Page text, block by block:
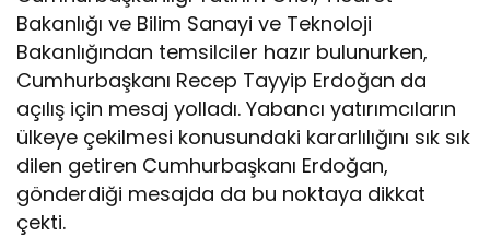
Bakanlığı ve Bilim Sanayi ve Teknoloji
Bakanlığından temsilciler hazır bulunurken,
Cumhurbaşkanı Recep Tayyip Erdoğan da
açılış için mesaj yolladı. Yabancı yatırımcıların
ülkeye çekilmesi konusundaki kararlılığını sık sık
dilen getiren Cumhurbaşkanı Erdoğan,
gönderdiği mesajda da bu noktaya dikkat
çekti.